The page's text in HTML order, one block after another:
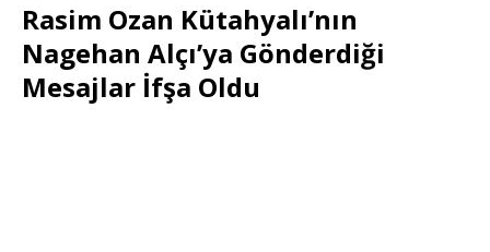
Rasim Ozan Kütahyalı’nın
Nagehan Alçı’ya Gönderdiği
Mesajlar İfşa Oldu